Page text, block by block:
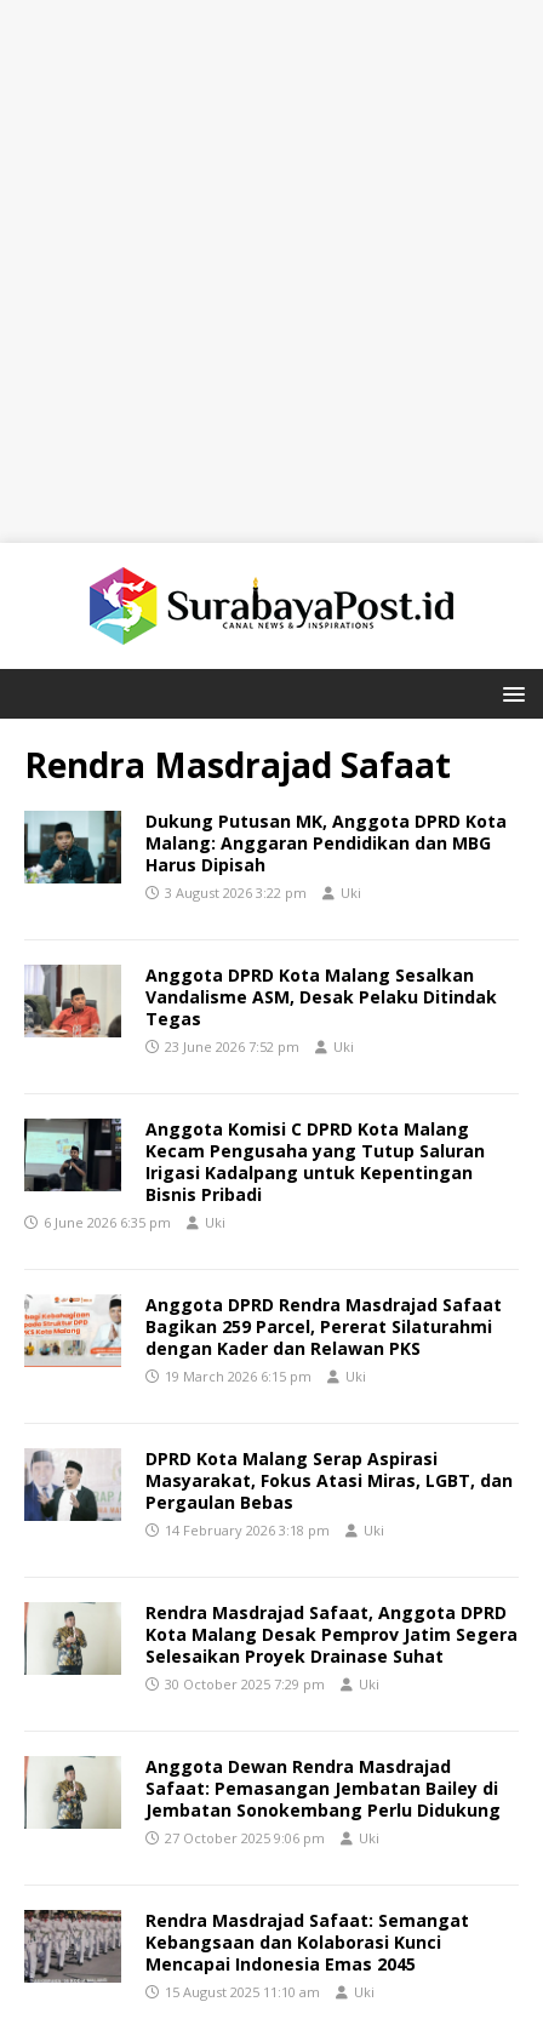
Rendra Masdrajad Safaat
Dukung Putusan MK, Anggota DPRD Kota
Malang: Anggaran Pendidikan dan MBG
Harus Dipisah
3 August 2026 3:22 pm Uki
Anggota DPRD Kota Malang Sesalkan
Vandalisme ASM, Desak Pelaku Ditindak
Tegas
23 June 2026 7:52 pm Uki
Anggota Komisi C DPRD Kota Malang
Kecam Pengusaha yang Tutup Saluran
Irigasi Kadalpang untuk Kepentingan
Bisnis Pribadi
6 June 2026 6:35 pm Uki
Anggota DPRD Rendra Masdrajad Safaat
Bagikan 259 Parcel, Pererat Silaturahmi
dengan Kader dan Relawan PKS
19 March 2026 6:15 pm Uki
DPRD Kota Malang Serap Aspirasi
Masyarakat, Fokus Atasi Miras, LGBT, dan
Pergaulan Bebas
14 February 2026 3:18 pm Uki
Rendra Masdrajad Safaat, Anggota DPRD
Kota Malang Desak Pemprov Jatim Segera
Selesaikan Proyek Drainase Suhat
30 October 2025 7:29 pm Uki
Anggota Dewan Rendra Masdrajad
Safaat: Pemasangan Jembatan Bailey di
Jembatan Sonokembang Perlu Didukung
27 October 2025 9:06 pm Uki
Rendra Masdrajad Safaat: Semangat
Kebangsaan dan Kolaborasi Kunci
Mencapai Indonesia Emas 2045
15 August 2025 11:10 am Uki